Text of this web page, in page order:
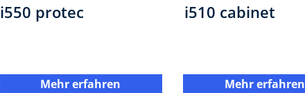
i550 protec
Mehr erfahren
i510 cabinet
Mehr erfahren